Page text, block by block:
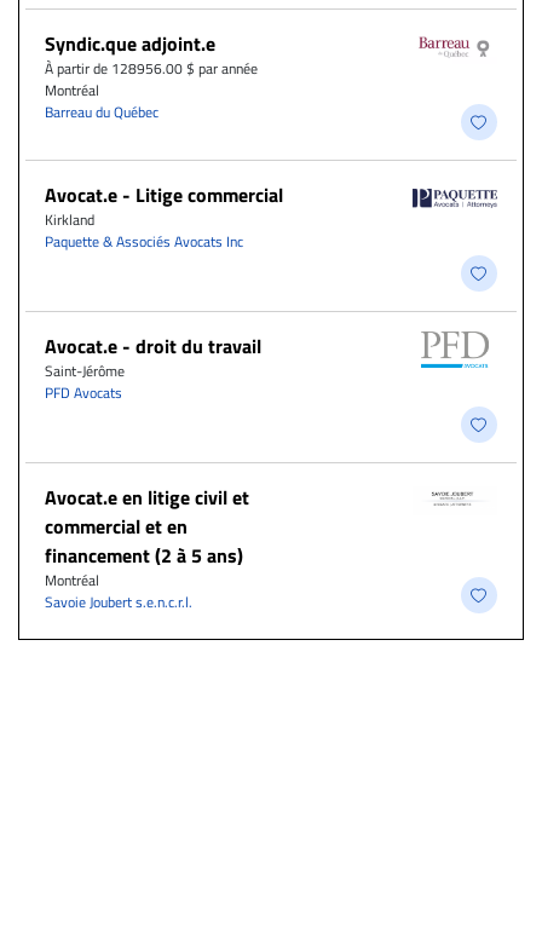
Syndic.que adjoint.e
À partir de 128956.00 $ par année
Montréal
Barreau du Québec
Avocat.e - Litige commercial
Kirkland
Paquette & Associés Avocats Inc
Avocat.e - droit du travail
Saint-Jérôme
PFD Avocats
Avocat.e en litige civil et
commercial et en
financement (2 à 5 ans)
Montréal
Savoie Joubert s.e.n.c.r.l.